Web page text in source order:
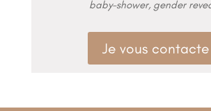
baby-shower, gender
Je vous contacte